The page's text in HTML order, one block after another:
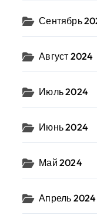
Сентябрь
Август 2024
Июль 2024
Июнь 2024
Май 2024
Апрель 2024